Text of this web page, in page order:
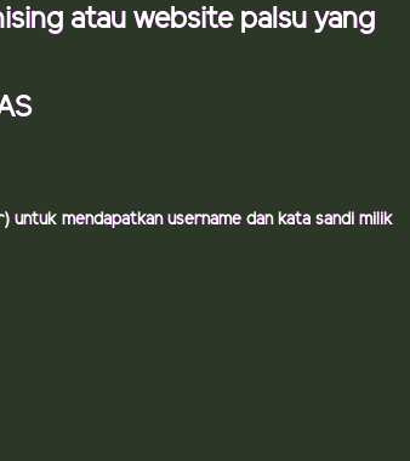
atau website palsu yang
untuk mendapatkan username dan kata sandi milik